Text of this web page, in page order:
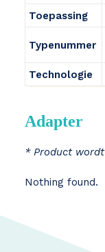
Toepassing
Typenummer
Technologie
Adapter
* Product
Nothing found.